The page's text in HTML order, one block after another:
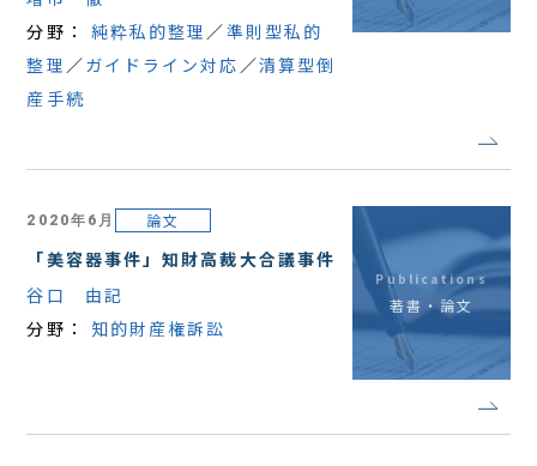
分野： 純粋私的整理
準則型私的
整理
ガイドライン対応
清算型倒
産手続
2020年6月 論文
「美容器事件」知財高裁大合議事件
谷口 由記
分野： 知的財産権訴訟
Publications
著書・論文